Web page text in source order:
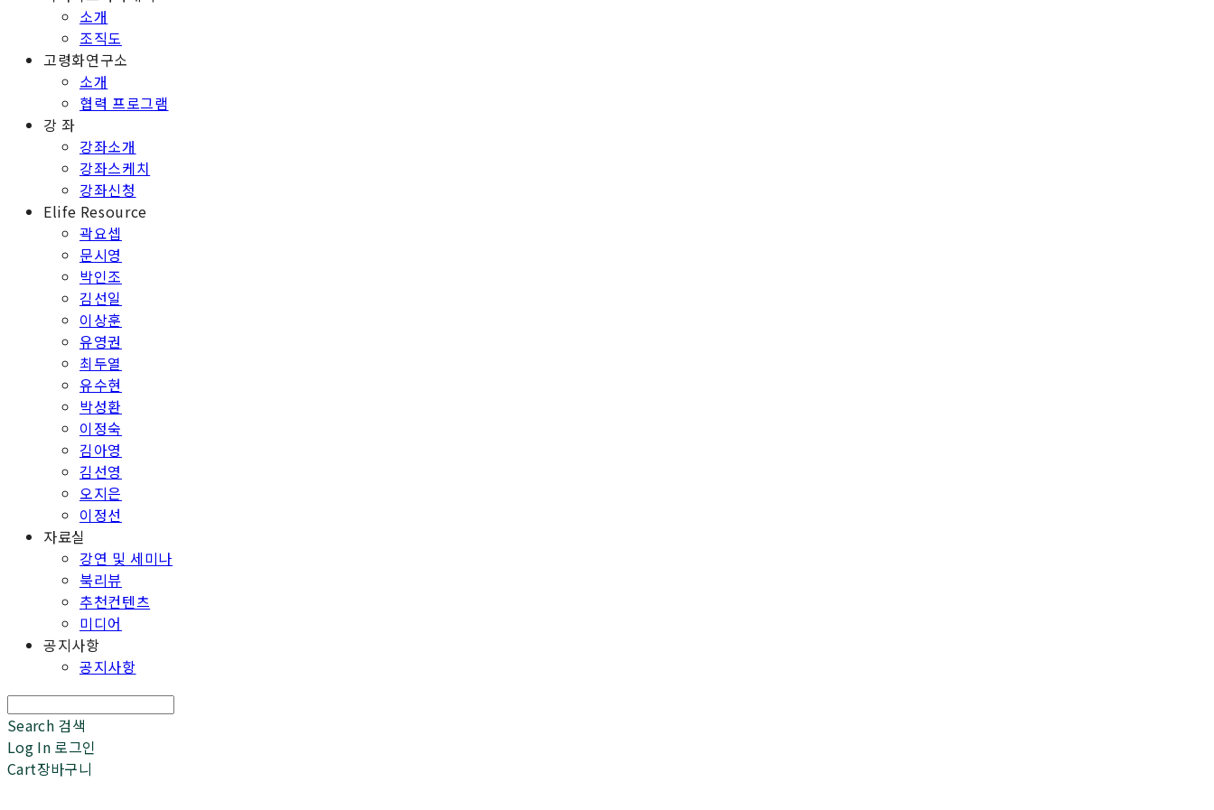
소개
조직도
고령화연구소
소개
협력 프로그램
강 좌
강좌소개
강좌스케치
강좌신청
Elife Resource
곽요셉
문시영
박인조
김선일
이상훈
유영권
최두열
유수현
박성환
이정숙
김아영
김선영
오지은
이정선
자료실
강연 및 세미나
북리뷰
추천컨텐츠
미디어
공지사항
공지사항
Search 검색
Log In 로그인
Cart장바구니